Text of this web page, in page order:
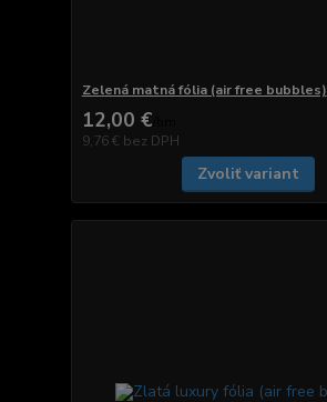
Zelená matná fólia (air free bubbles)
12,00 €
9,76 € bez DPH
Zvoliť variant